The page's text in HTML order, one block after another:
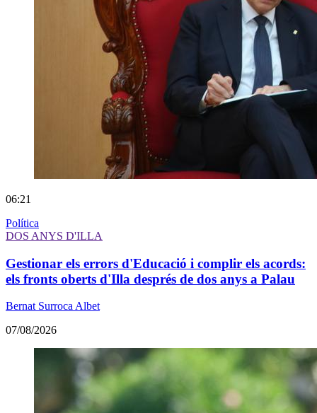
06:21
Política
DOS ANYS D'ILLA
Gestionar els errors d'Educació i complir els acords:
els fronts oberts d'Illa després de dos anys a Palau
Bernat Surroca Albet
07/08/2026